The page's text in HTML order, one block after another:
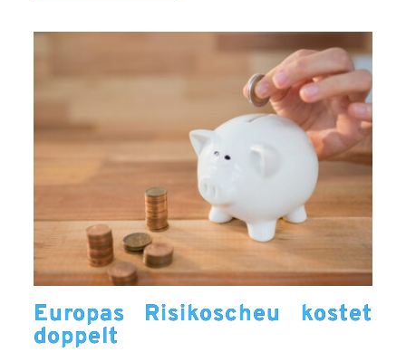
Europas Risikoscheu kostet
doppelt